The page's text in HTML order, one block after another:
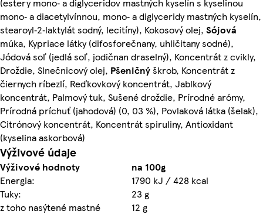
mono‑ a diacetylvínnou, mono‑ a diglyceridy mastných kyselín,
stearoyl‑2‑laktylát sodný, lecitíny), Kokosový olej, Sójová
múka, Kypriace látky (difosforečnany, uhličitany sodné),
Jódová soľ (jedlá soľ, jodičnan draselný), Koncentrát z cvikly,
Droždie, Slnečnicový olej, Pšeničnýškrob, Koncentrát z
čiernych ríbezlí, Reďkovkový koncentrát, Jablkový
koncentrát, Palmový tuk, Sušené droždie, Prírodné arómy,
Prírodná príchuť (jahodová) (0, 03 %), Povlaková látka (šelak),
Citrónový koncentrát, Koncentrát spiruliny, Antioxidant
(kyselina askorbová)
Výživové údaje
Výživové hodnoty
na 100g
Energia:
1790 kJ / 428 kcal
Tuky:
23 g
z toho nasýtené mastné
12 g